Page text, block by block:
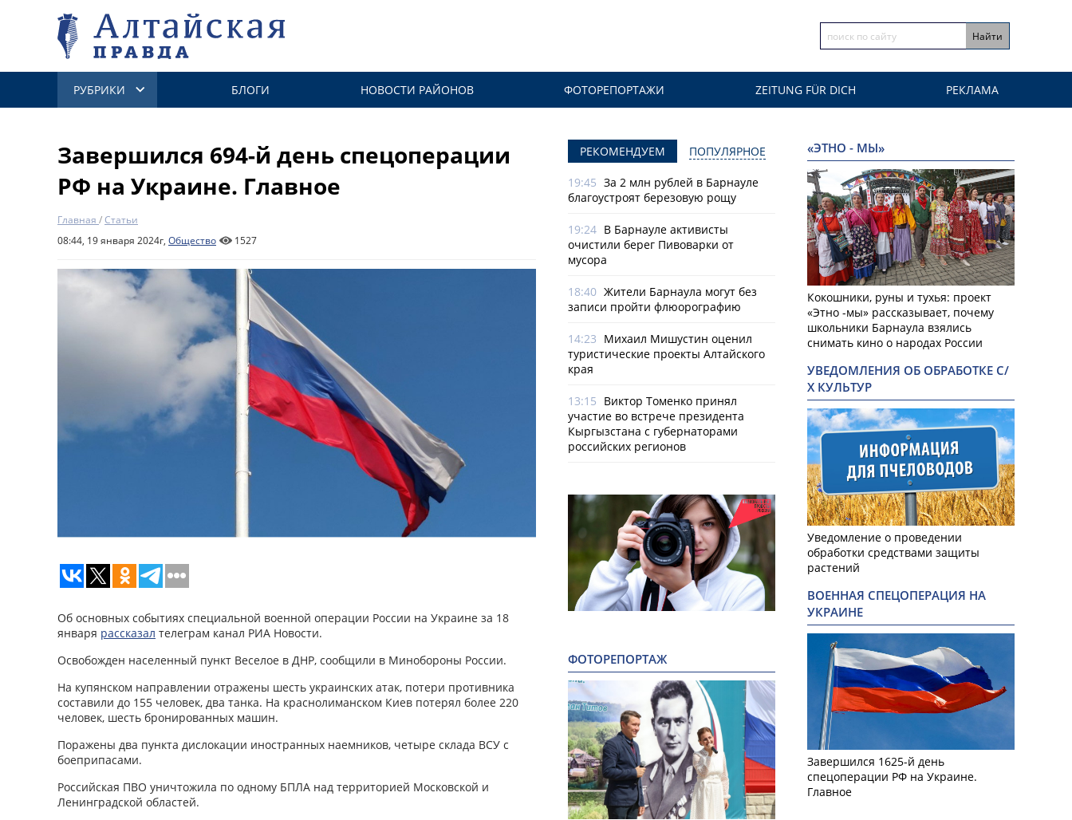
РУБРИКИ БЛОГИ НОВОСТИ РАЙОНОВ ФОТОРЕПОРТАЖИ ZEITUNG FÜR DICH РЕКЛАМА
Завершился 694-й день спецоперации
РФ на Украине. Главное
Главная /Статьи
08:44, 19 января 2024г, Общество 1527
Об основных событиях специальной военной операции России на Украине за 18
января рассказал телеграм канал РИА Новости.
Освобожден населенный пункт Веселое в ДНР, сообщили в Минобороны России.
На купянском направлении отражены шесть украинских атак, потери противника
составили до 155 человек, два танка. На краснолиманском Киев потерял более 220
человек, шесть бронированных машин.
Поражены два пункта дислокации иностранных наемников, четыре склада ВСУ с
боеприпасами.
Российская ПВО уничтожила по одному БПЛА над территорией Московской и
Ленинградской областей.
РЕКОМЕНДУЕМ ПОПУЛЯРНОЕ
19:45 За 2 млн рублей в Барнауле
благоустроят березовую рощу
19:24 В Барнауле активисты
очистили берег Пивоварки от
мусора
18:40 Жители Барнаула могут без
записи пройти флюорографию
14:23 Михаил Мишустин оценил
туристические проекты Алтайского
края
13:15 Виктор Томенко принял
участие во встрече президента
Кыргызстана с губернаторами
российских регионов
ФОТОРЕПОРТАЖ
«ЭТНО - МЫ»
Кокошники, руны и тухья: проект
«Этно -мы» рассказывает, почему
школьники Барнаула взялись
снимать кино о народах России
УВЕДОМЛЕНИЯ ОБ ОБРАБОТКЕ С/
Х КУЛЬТУР
Уведомление о проведении
обработки средствами защиты
растений
ВОЕННАЯ СПЕЦОПЕРАЦИЯ НА
УКРАИНЕ
Завершился 1625-й день
спецоперации РФ на Украине.
Главное